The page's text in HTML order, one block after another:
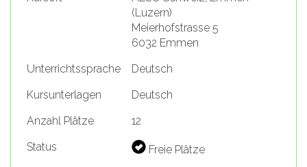
(Luzern)
Meierhofstrasse 5
6032 Emmen
Unterrichtssprache
Deutsch
Kursunterlagen
Deutsch
Anzahl Plätze
12
Status
Freie Plätze